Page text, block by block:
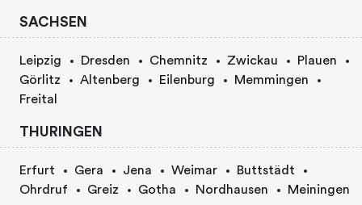
SACHSEN
Leipzig Dresden Chemnitz Zwickau
Plauen
Görlitz
Altenberg Eilenburg
Memmingen
Freital
THURINGEN
Erfurt Gera Jena Weimar
Buttstädt
Ohrdruf
Greiz Gotha Nordhausen Meiningen